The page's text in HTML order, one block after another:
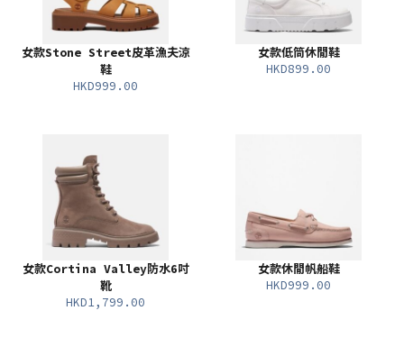
女款Stone Street皮革漁夫涼
鞋
HKD999.00
女款低筒休閒鞋
HKD899.00
女款Cortina Valley防水6吋
靴
HKD1,799.00
女款休閒帆船鞋
HKD999.00